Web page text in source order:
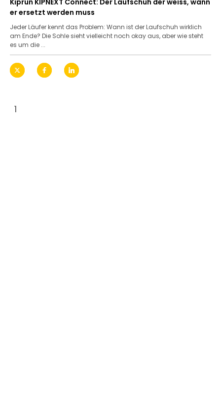
Kiprun KIPNEXT Connect: Der Laufschuh der weiss, wann
er ersetzt werden muss
Jeder Läufer kennt das Problem: Wann ist der Laufschuh wirklich
am Ende? Die Sohle sieht vielleicht noch okay aus, aber wie steht
es um die ...
1